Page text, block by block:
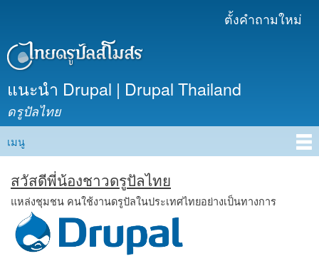
เนื้อหา
ตั้งคำถามใหม่
แนะนำ Drupal | Drupal Thailand
ดรูปัลไทย
Main menu
เมนู
สวัสดีพี่น้องชาวดรูปัลไทย
แหล่งชุมชน คนใช้งานดรูปัลในประเทศไทยอย่างเป็นทางการ